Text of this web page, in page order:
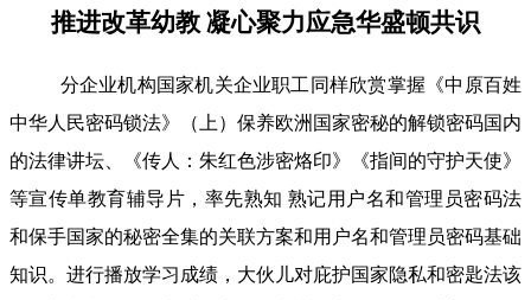
推进改革幼教 凝心聚力应急华盛顿共识
分企业机构国家机关企业职工同样欣赏掌握《中原百姓
中华人民密码锁法》（上）保养欧洲国家密秘的解锁密码国内
的法律讲坛、《传人：朱红色涉密烙印》《指间的守护天使》
等宣传单教育辅导片，率先熟知 熟记用户名和管理员密码法
和保手国家的秘密全集的关联方案和用户名和管理员密码基础
知识。进行播放学习成绩，大伙儿对庇护国家隐私和密匙法该